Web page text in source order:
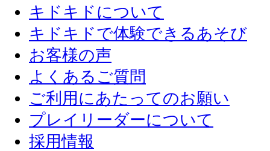
キドキドについて
キドキドで体験できるあそび
お客様の声
よくあるご質問
ご利用にあたってのお願い
プレイリーダーについて
採用情報